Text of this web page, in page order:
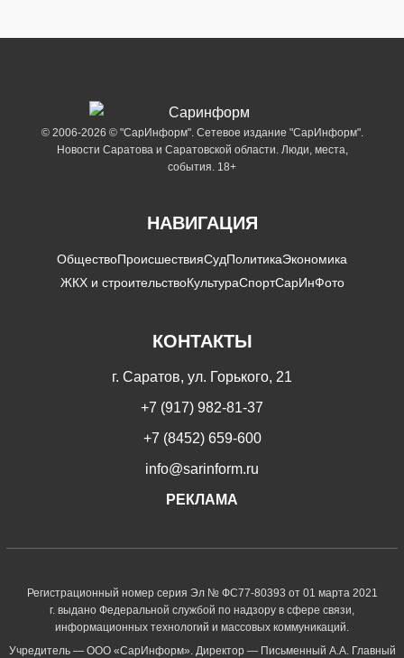
© 2006-2026 © "СарИнформ". Сетевое издание "СарИнформ".
Новости Саратова и Саратовской области. Люди, места,
события. 18+
НАВИГАЦИЯ
ОбществоПроисшествияСудПолитикаЭкономика
ЖКХ и строительствоКультураСпортСарИнФото
КОНТАКТЫ
г. Саратов, ул. Горького, 21
+7 (917) 982-81-37
+7 (8452) 659-600
info@sarinform.ru
РЕКЛАМА
Регистрационный номер серия Эл № ФС77-80393 от 01 марта 2021
г. выдано Федеральной службой по надзору в сфере связи,
информационных технологий и массовых коммуникаций.
Учредитель — ООО «СарИнформ». Директор — Письменный А.А. Главный